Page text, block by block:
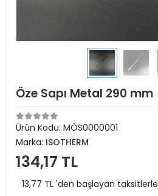
Öze Sapı Metal 290 mm
Ürün Kodu: MÖS0000001
Marka: ISOTHERM
134,17 TL
13,77 TL 'den başlayan taksitlerle